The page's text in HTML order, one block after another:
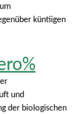
küntiigen
und
der biologischen